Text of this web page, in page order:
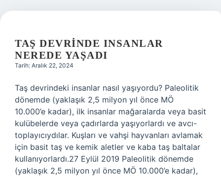
TAŞ DEVRINDE INSANLAR
NEREDE YAŞADI
Tarih: Aralık 22, 2024
Taş devrindeki insanlar nasıl yaşıyordu? Paleolitik
dönemde (yaklaşık 2,5 milyon yıl önce MÖ
10.000’e kadar), ilk insanlar mağaralarda veya basit
kulübelerde veya çadırlarda yaşıyorlardı ve avcı-
toplayıcıydılar. Kuşları ve vahşi hayvanları avlamak
için basit taş ve kemik aletler ve kaba taş baltalar
kullanıyorlardı.27 Eylül 2019 Paleolitik dönemde
(yaklaşık 2,5 milyon yıl önce MÖ 10.000’e kadar),